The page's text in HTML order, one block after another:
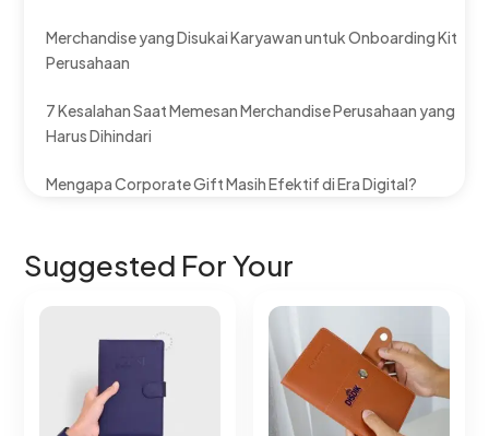
Merchandise yang Disukai Karyawan untuk Onboarding Kit
Perusahaan
7 Kesalahan Saat Memesan Merchandise Perusahaan yang
Harus Dihindari
Mengapa Corporate Gift Masih Efektif di Era Digital?
Suggested For Your